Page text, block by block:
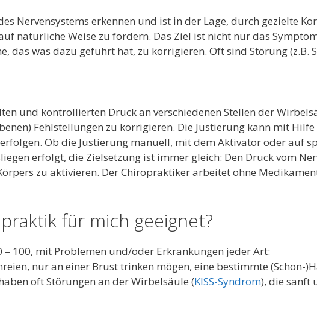
Nervensystems erkennen und ist in der Lage, durch gezielte
natürliche Weise zu fördern. Das Ziel ist nicht nur das
das was dazu geführt hat, zu korrigieren. Oft sind Störung (z.B.
und kontrollierten Druck an verschiedenen Stellen der
Fehlstellungen zu korrigieren. Die Justierung kann mit Hilfe
Ob die Justierung manuell, mit dem Aktivator oder auf
erfolgt, die Zielsetzung ist immer gleich: Den Druck vom
zu aktivieren. Der Chiropraktiker arbeitet ohne
für mich geeignet?
100, mit Problemen und/oder Erkrankungen jeder Art:
nur an einer Brust trinken mögen, eine bestimmte (Schon-
oft Störungen an der Wirbelsäule (KISS-Syndrom), die sanft